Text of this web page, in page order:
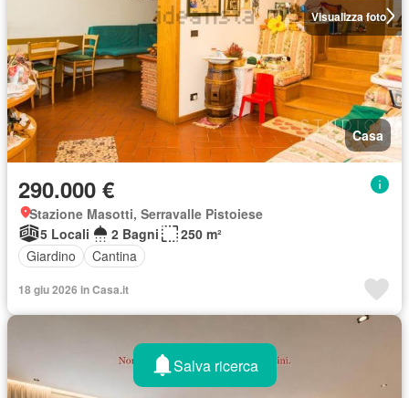
Visualizza foto
Casa
290.000 €
Stazione Masotti, Serravalle Pistoiese
5 Locali
2 Bagni
250 m²
Giardino
Cantina
18 giu 2026 in Casa.it
Salva ricerca